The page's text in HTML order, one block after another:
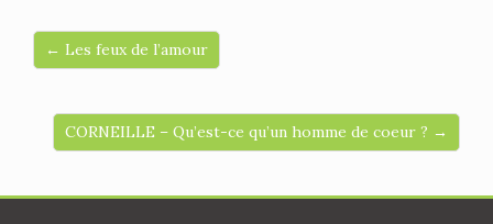
← Les feux de l’amour
CORNEILLE – Qu’est-ce qu’un homme de coeur ? →